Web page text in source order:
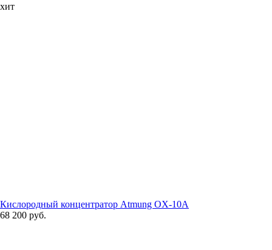
хит
Кислородный концентратор Atmung OX-10A
68 200 руб.